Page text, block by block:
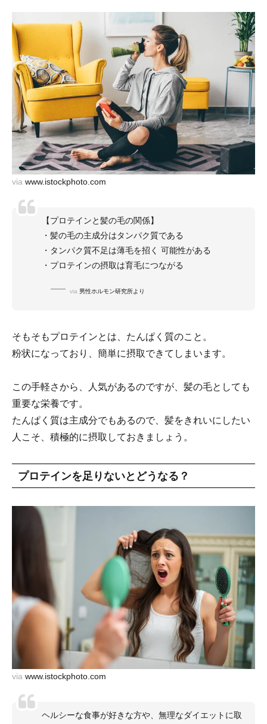
via www.istockphoto.com
【プロテインと髪の毛の関係】
・髪の毛の主成分はタンパク質である
・タンパク質不足は薄毛を招く 可能性がある
・プロテインの摂取は育毛につながる
via 男性ホルモン研究所より
そもそもプロテインとは、たんぱく質のこと。
粉状になっており、簡単に摂取できてしまいます。
この手軽さから、人気があるのですが、髪の毛としても
重要な栄養です。
たんぱく質は主成分でもあるので、髪をきれいにしたい
人こそ、積極的に摂取しておきましょう。
プロテインを足りないとどうなる？
via www.istockphoto.com
ヘルシーな食事が好きな方や、無理なダイエットに取